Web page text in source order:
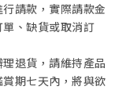
請款，實際請款金
、缺貨或取消訂
退貨，請維持產品
期七天內，將與欲